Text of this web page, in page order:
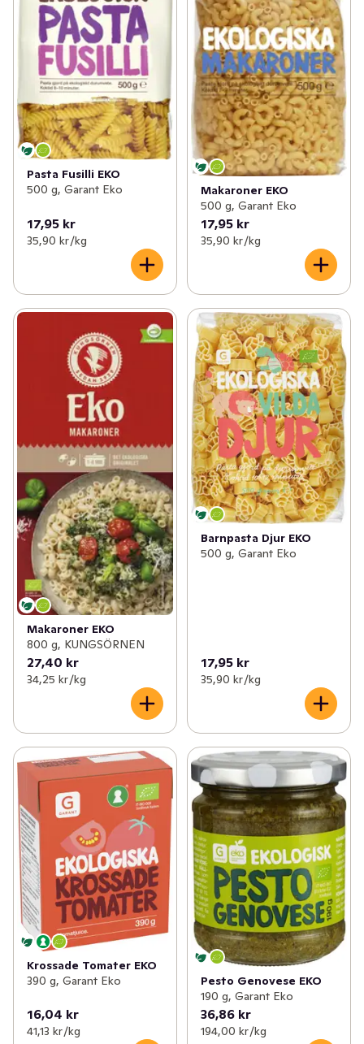
Pasta Fusilli EKO
500 g, Garant Eko
17,95 kr
35,90 kr /kg
Makaroner EKO
500 g, Garant Eko
17,95 kr
35,90 kr /kg
Makaroner EKO
800 g, KUNGSÖRNEN
27,40 kr
34,25 kr /kg
Barnpasta Djur EKO
500 g, Garant Eko
17,95 kr
35,90 kr /kg
Krossade Tomater EKO
390 g, Garant Eko
16,04 kr
41,13 kr /kg
Pesto Genovese EKO
190 g, Garant Eko
36,86 kr
194,00 kr /kg